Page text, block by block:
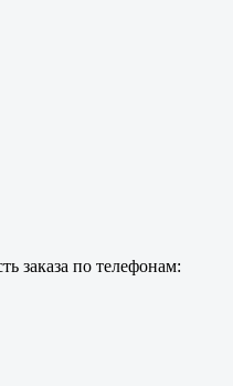
заказа по телефонам: